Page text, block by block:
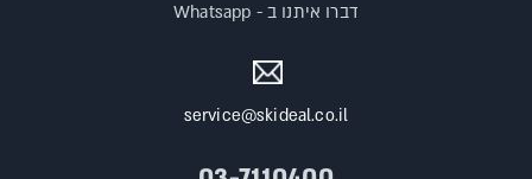
service@skideal.co.il
דברו איתנו ב - Whatsapp